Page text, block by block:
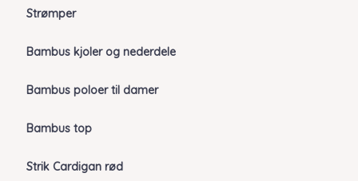
Strømper
Bambus kjoler og nederdele
Bambus poloer til damer
Bambus top
Strik Cardigan rød